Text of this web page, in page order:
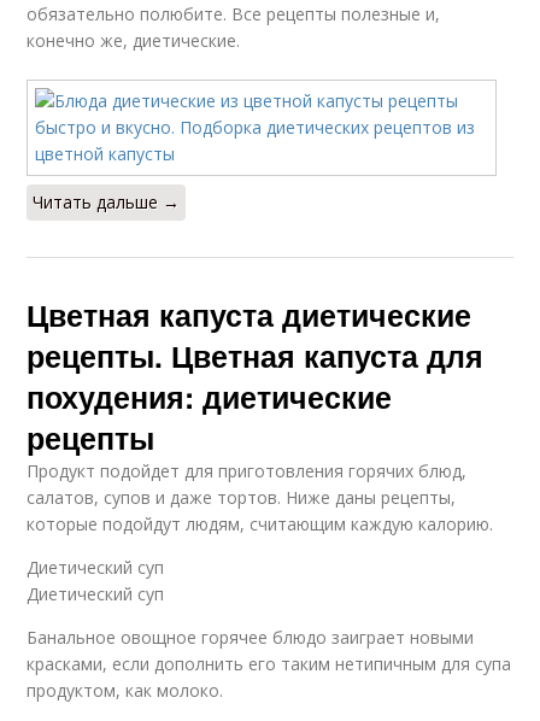
обязательно полюбите. Все рецепты полезные и,
конечно же, диетические.
Читать дальше →
Цветная капуста диетические
рецепты. Цветная капуста для
похудения: диетические
рецепты
Продукт подойдет для приготовления горячих блюд,
салатов, супов и даже тортов. Ниже даны рецепты,
которые подойдут людям, считающим каждую калорию.
Диетический суп
Диетический суп
Банальное овощное горячее блюдо заиграет новыми
красками, если дополнить его таким нетипичным для супа
продуктом, как молоко.